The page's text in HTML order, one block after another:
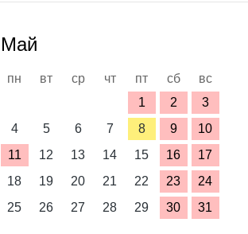
Май
пн вт ср чт пт сб
вс
1
2
3
4
5 6 7 8 9
10
11
12 13 14 15 16
17
18
19 20 21 22 23
24
25
26 27 28 29 30 31